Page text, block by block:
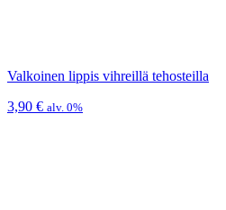
Valkoinen lippis vihreillä tehosteilla
3,90 € alv. 0%